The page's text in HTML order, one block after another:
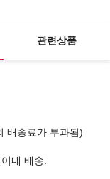
관련상품
배송료가 부과됨)
내 배송.